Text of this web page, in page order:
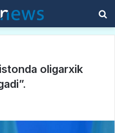
oligarxik